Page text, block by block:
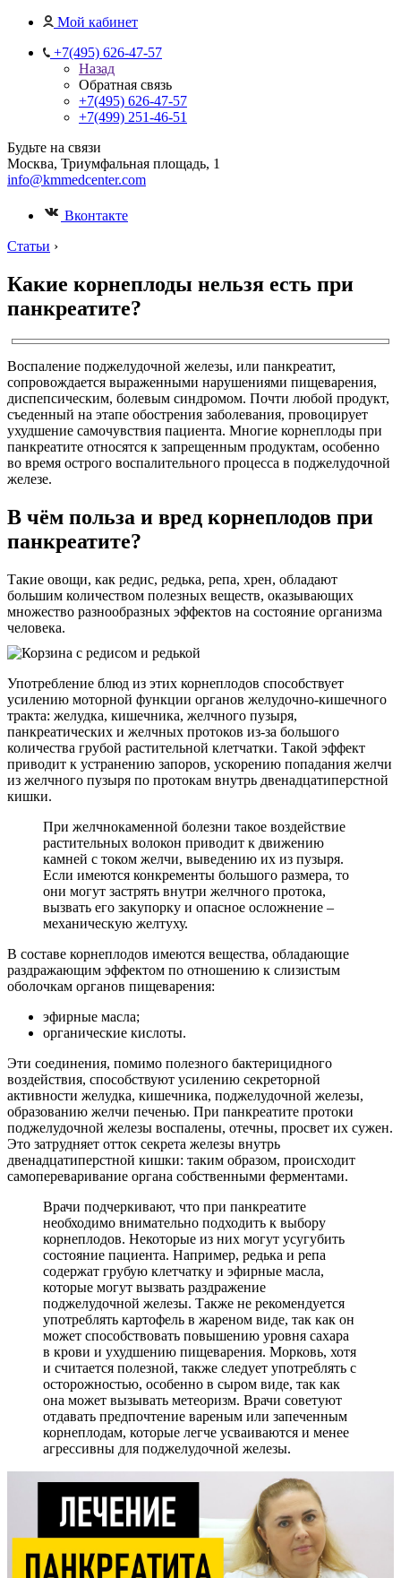
Мой кабинет
+7(495) 626-47-57
Назад
Обратная связь
+7(495) 626-47-57
+7(499) 251-46-51
Будьте на связи
Москва, Триумфальная площадь, 1
info@kmmedcenter.com
Вконтакте
Статьи ›
Какие корнеплоды нельзя есть при
панкреатите?
Воспаление поджелудочной железы, или панкреатит,
сопровождается выраженными нарушениями пищеварения,
диспепсическим, болевым синдромом. Почти любой продукт,
съеденный на этапе обострения заболевания, провоцирует
ухудшение самочувствия пациента. Многие корнеплоды при
панкреатите относятся к запрещенным продуктам, особенно
во время острого воспалительного процесса в поджелудочной
железе.
В чём польза и вред корнеплодов при
панкреатите?
Такие овощи, как редис, редька, репа, хрен, обладают
большим количеством полезных веществ, оказывающих
множество разнообразных эффектов на состояние организма
человека.
Употребление блюд из этих корнеплодов способствует
усилению моторной функции органов желудочно-кишечного
тракта: желудка, кишечника, желчного пузыря,
панкреатических и желчных протоков из-за большого
количества грубой растительной клетчатки. Такой эффект
приводит к устранению запоров, ускорению попадания желчи
из желчного пузыря по протокам внутрь двенадцатиперстной
кишки.
При желчнокаменной болезни такое воздействие
растительных волокон приводит к движению
камней с током желчи, выведению их из пузыря.
Если имеются конкременты большого размера, то
они могут застрять внутри желчного протока,
вызвать его закупорку и опасное осложнение –
механическую желтуху.
В составе корнеплодов имеются вещества, обладающие
раздражающим эффектом по отношению к слизистым
оболочкам органов пищеварения:
эфирные масла;
органические кислоты.
Эти соединения, помимо полезного бактерицидного
воздействия, способствуют усилению секреторной
активности желудка, кишечника, поджелудочной железы,
образованию желчи печенью. При панкреатите протоки
поджелудочной железы воспалены, отечны, просвет их сужен.
Это затрудняет отток секрета железы внутрь
двенадцатиперстной кишки: таким образом, происходит
самопереваривание органа собственными ферментами.
Врачи подчеркивают, что при панкреатите
необходимо внимательно подходить к выбору
корнеплодов. Некоторые из них могут усугубить
состояние пациента. Например, редька и репа
содержат грубую клетчатку и эфирные масла,
которые могут вызвать раздражение
поджелудочной железы. Также не рекомендуется
употреблять картофель в жареном виде, так как он
может способствовать повышению уровня сахара
в крови и ухудшению пищеварения. Морковь, хотя
и считается полезной, также следует употреблять с
осторожностью, особенно в сыром виде, так как
она может вызывать метеоризм. Врачи советуют
отдавать предпочтение вареным или запеченным
корнеплодам, которые легче усваиваются и менее
агрессивны для поджелудочной железы.